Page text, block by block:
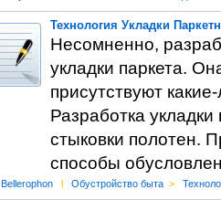
Технология Укладки
Несомненно,
укладки паркета.
присутствуют
Разработка
стыковки полотен.
способы
Bellerophon l Обустройство быта >